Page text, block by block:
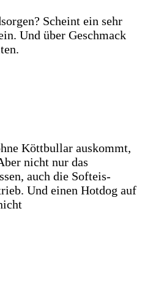
Scheint ein sehr
Und über Geschmack
Köttbullar auskommt,
nicht nur das
auch die Softeis-
Und einen Hotdog auf